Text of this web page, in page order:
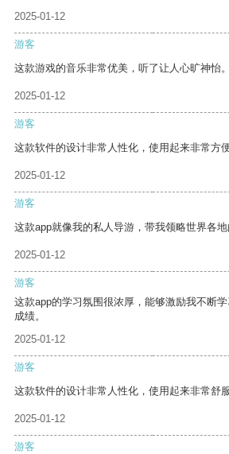
2025-01-12
游客
这款游戏的音乐非常优美，听了让人心旷神怡。
2025-01-12
游客
这款软件的设计非常人性化，使用起来非常方便
2025-01-12
游客
这款app就像我的私人导游，带我领略世界各地
2025-01-12
游客
这款app的学习氛围很浓厚，能够激励我不断
成绩。
2025-01-12
游客
这款软件的设计非常人性化，使用起来非常舒服
2025-01-12
游客